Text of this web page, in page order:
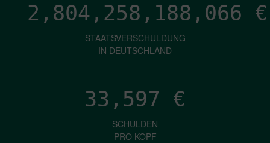
2,804,258,189,385 €
STAATSVERSCHULDUNG
IN DEUTSCHLAND
33,597 €
SCHULDEN
PRO KOPF